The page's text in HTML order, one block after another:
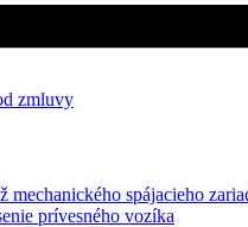
zmluvy
mechanického spájacieho
prívesného vozíka